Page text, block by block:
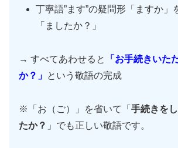
丁寧語”ます”の疑問形「ますか」
「ましたか？」
→ すべてあわせると
「お手続きいた
か？」 という敬語の完成
※「お（ご）」を省いて「 手続きを
たか？ 」でも正しい敬語です。